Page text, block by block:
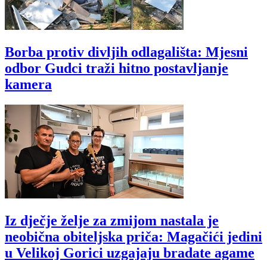
Borba protiv divljih odlagališta: Mjesni
odbor Gudci traži hitno postavljanje
kamera
Iz dječje želje za zmijom nastala je
neobična obiteljska priča: Magačići jedini
u Velikoj Gorici uzgajaju bradate agame